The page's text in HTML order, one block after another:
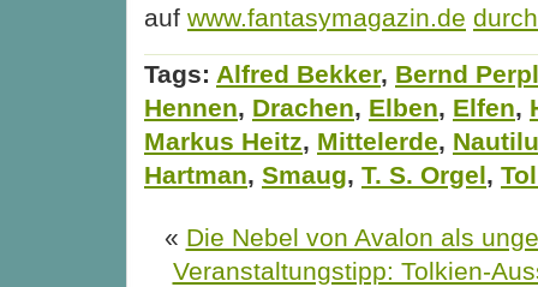
auf www.fantasymagazin.de
Tags: Alfred Bekker, Bernd
Hennen, Drachen, Elben, Elfen,
Markus Heitz, Mittelerde,
Hartman, Smaug, T. S. Orgel,
« Die Nebel von Avalon als
Veranstaltungstipp: Tolkien-